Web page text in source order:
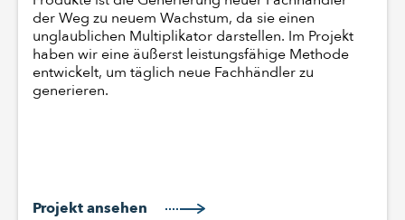
der Weg zu neuem Wachstum, da sie einen
unglaublichen Multiplikator darstellen. Im Projekt
haben wir eine äußerst leistungsfähige Methode
entwickelt, um täglich neue Fachhändler zu
generieren.
Projekt ansehen